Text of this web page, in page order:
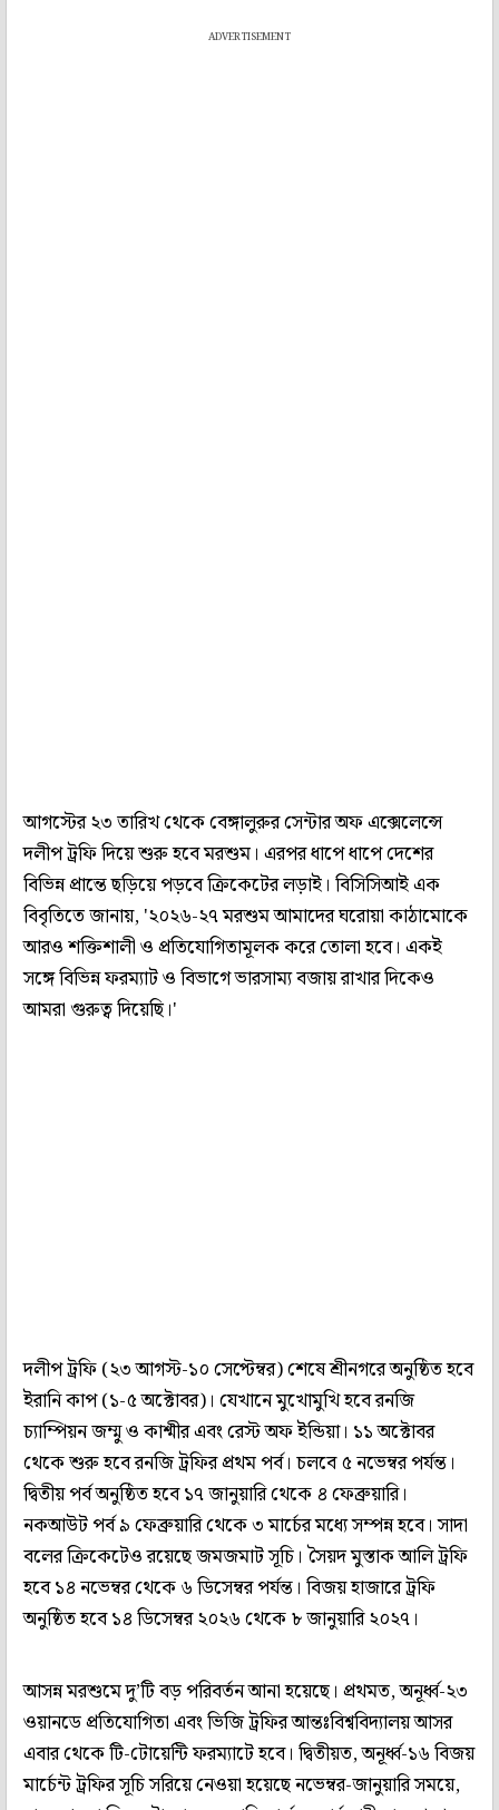
ADVERTISEMENT
আগস্টের ২৩ তারিখ থেকে বেঙ্গালুরুর সেন্টার অফ এক্সেলেন্সে
দলীপ ট্রফি দিয়ে শুরু হবে মরশুম। এরপর ধাপে ধাপে দেশের
বিভিন্ন প্রান্তে ছড়িয়ে পড়বে ক্রিকেটের লড়াই। বিসিসিআই এক
বিবৃতিতে জানায়, '২০২৬-২৭ মরশুম আমাদের ঘরোয়া কাঠামোকে
আরও শক্তিশালী ও প্রতিযোগিতামূলক করে তোলা হবে। একই
সঙ্গে বিভিন্ন ফরম্যাট ও বিভাগে ভারসাম্য বজায় রাখার দিকেও
আমরা গুরুত্ব দিয়েছি।'
দলীপ ট্রফি (২৩ আগস্ট-১০ সেপ্টেম্বর) শেষে শ্রীনগরে অনুষ্ঠিত হবে
ইরানি কাপ (১-৫ অক্টোবর)। যেখানে মুখোমুখি হবে রনজি
চ্যাম্পিয়ন জম্মু ও কাশ্মীর এবং রেস্ট অফ ইন্ডিয়া। ১১ অক্টোবর
থেকে শুরু হবে রনজি ট্রফির প্রথম পর্ব। চলবে ৫ নভেম্বর পর্যন্ত।
দ্বিতীয় পর্ব অনুষ্ঠিত হবে ১৭ জানুয়ারি থেকে ৪ ফেব্রুয়ারি।
নকআউট পর্ব ৯ ফেব্রুয়ারি থেকে ৩ মার্চের মধ্যে সম্পন্ন হবে। সাদা
বলের ক্রিকেটেও রয়েছে জমজমাট সূচি। সৈয়দ মুস্তাক আলি ট্রফি
হবে ১৪ নভেম্বর থেকে ৬ ডিসেম্বর পর্যন্ত। বিজয় হাজারে ট্রফি
অনুষ্ঠিত হবে ১৪ ডিসেম্বর ২০২৬ থেকে ৮ জানুয়ারি ২০২৭।
আসন্ন মরশুমে দু’টি বড় পরিবর্তন আনা হয়েছে। প্রথমত, অনূর্ধ্ব-২৩
ওয়ানডে প্রতিযোগিতা এবং ভিজি ট্রফির আন্তঃবিশ্ববিদ্যালয় আসর
এবার থেকে টি-টোয়েন্টি ফরম্যাটে হবে। দ্বিতীয়ত, অনূর্ধ্ব-১৬ বিজয়
মার্চেন্ট ট্রফির সূচি সরিয়ে নেওয়া হয়েছে নভেম্বর-জানুয়ারি সময়ে,